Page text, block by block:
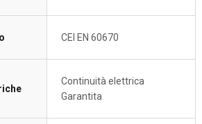
CEI EN 60670
Continuità elettrica
Garantita